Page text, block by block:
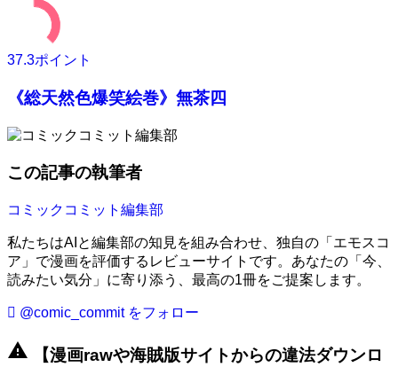
37.3ポイント
《総天然色爆笑絵巻》無茶四
この記事の執筆者
コミックコミット編集部
私たちはAIと編集部の知見を組み合わせ、独自の「エモスコ
ア」で漫画を評価するレビューサイトです。あなたの「今、
読みたい気分」に寄り添う、最高の1冊をご提案します。
@comic_commit をフォロー
warning 【漫画rawや海賊版サイトからの違法ダウンロ